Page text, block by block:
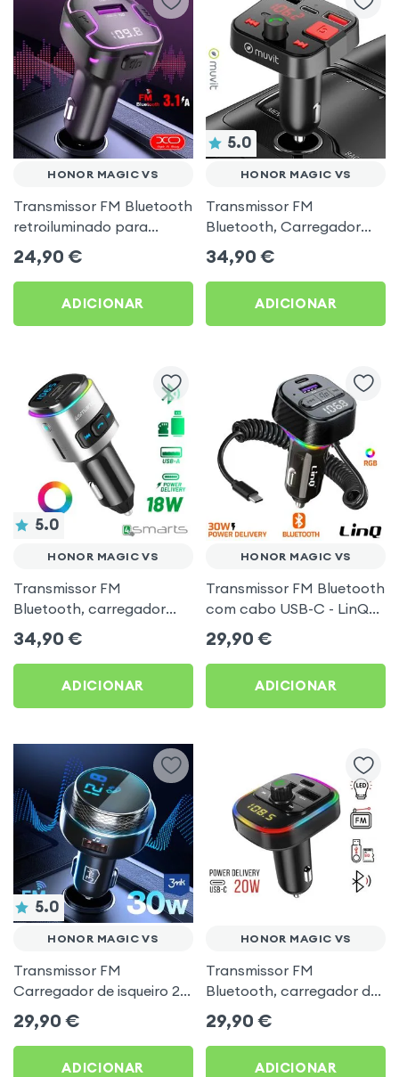
HONOR MAGIC VS
Transmissor FM Bluetooth
retroiluminado para
automóvel com
carregamento USB C
Preto
24,90 €
ADICIONAR
5.0
HONOR MAGIC VS
Transmissor FM
Bluetooth, Carregador
para automóvel Muvit
Preto para Honor Magic
Vs
34,90 €
ADICIONAR
5.0
HONOR MAGIC VS
Transmissor FM
Bluetooth, carregador
isqueiro USB / USB-C, Kit
mãos livres Multifunção -
4smarts
34,90 €
ADICIONAR
HONOR MAGIC VS
Transmissor FM Bluetooth
com cabo USB-C - LinQ
para Honor Magic Vs
29,90 €
ADICIONAR
5.0
HONOR MAGIC VS
Transmissor FM
Carregador de isqueiro 2x
USB MicroSD 3mk Preto
para Honor Magic Vs
29,90 €
ADICIONAR
HONOR MAGIC VS
Transmissor FM
Bluetooth, carregador de
automóvel USB / USB-C,
C4 - Preto para Honor
Magic Vs
29,90 €
ADICIONAR